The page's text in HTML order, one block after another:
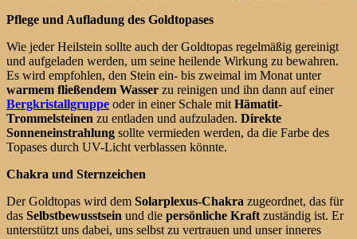
Pflege und Aufladung des Goldtopases
Wie jeder Heilstein sollte auch der Goldtopas regelmäßig gereinigt
und aufgeladen werden, um seine heilende Wirkung zu bewahren.
Es wird empfohlen, den Stein ein- bis zweimal im Monat unter
warmem fließendem Wasser zu reinigen und ihn dann auf einer
Bergkristallgruppe oder in einer Schale mit Hämatit-
Trommelsteinen zu entladen und aufzuladen. Direkte
Sonneneinstrahlung sollte vermieden werden, da die Farbe des
Topases durch UV-Licht verblassen könnte.
Chakra und Sternzeichen
Der Goldtopas wird dem Solarplexus-Chakra zugeordnet, das für
das Selbstbewusstsein und die persönliche Kraft zuständig ist. Er
unterstützt uns dabei, uns selbst zu vertrauen und unser inneres